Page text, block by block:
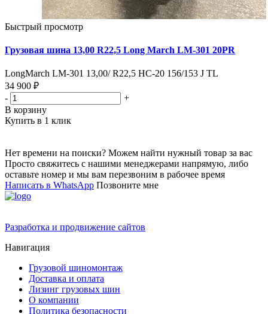
Быстрый просмотр
Грузовая шина 13,00 R22,5 Long March LM-301 20PR
LongMarch LM-301 13,00/ R22,5 НС-20 156/153 J TL
34 900 ₽
-
+
В корзину
Купить в 1 клик
Нет времени на поиски? Можем найти нужный товар за вас
Просто свяжитесь с нашими менеджерами напрямую, либо
оставьте номер и мы вам перезвоним в рабочее время
Написать в WhatsApp Позвоните мне
Разработка и продвижение сайтов
Навигация
Грузовой шиномонтаж
Доставка и оплата
Лизинг грузовых шин
О компании
Политика безопасности